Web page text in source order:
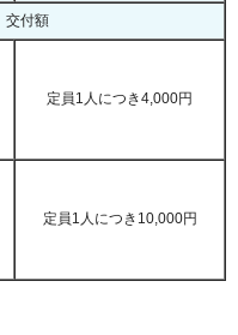
交付額
定員1人につき4,000円
定員1人につき10,000円